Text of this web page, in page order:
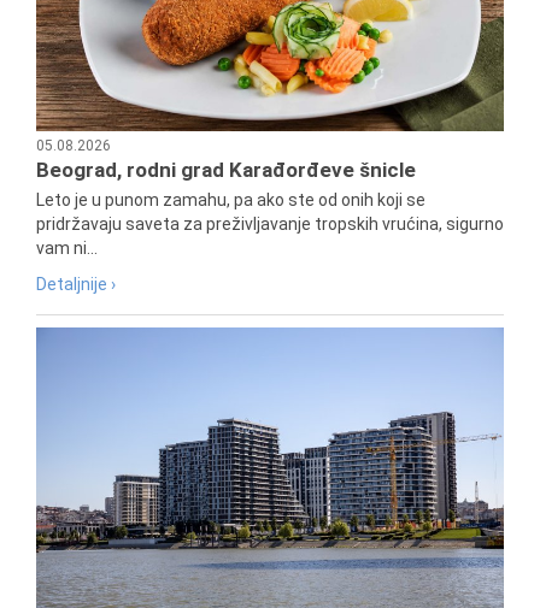
05.08.2026
Beograd, rodni grad Karađorđeve šnicle
Leto je u punom zamahu, pa ako ste od onih koji se
pridržavaju saveta za preživljavanje tropskih vrućina, sigurno
vam ni...
Detaljnije ›